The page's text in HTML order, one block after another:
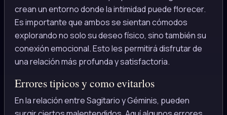
crean un entorno donde la intimidad puede florecer.
Es importante que ambos se sientan cómodos
explorando no solo su deseo físico, sino también su
conexión emocional. Esto les permitirá disfrutar de
una relación más profunda y satisfactoria.
Errores tipicos y como evitarlos
En la relación entre Sagitario y Géminis, pueden